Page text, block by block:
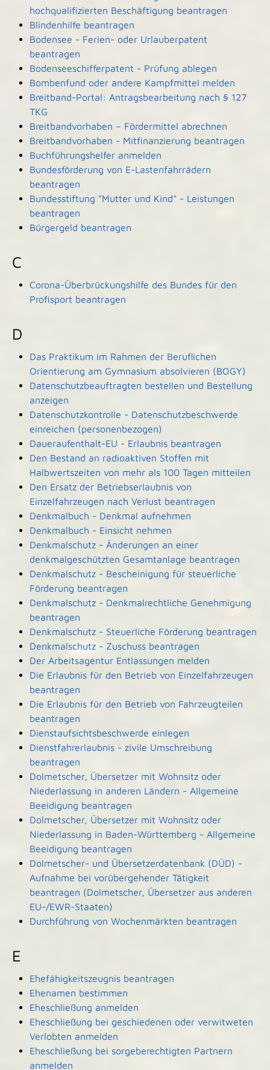
hochqualifizierten Beschäftigung beantragen
Blindenhilfe beantragen
Bodensee - Ferien- oder Urlauberpatent
beantragen
Bodenseeschifferpatent - Prüfung ablegen
Bombenfund oder andere Kampfmittel melden
Breitband-Portal: Antragsbearbeitung nach § 127
TKG
Breitbandvorhaben – Fördermittel abrechnen
Breitbandvorhaben - Mitfinanzierung beantragen
Buchführungshelfer anmelden
Bundesförderung von E-Lastenfahrrädern
beantragen
Bundesstiftung "Mutter und Kind" - Leistungen
beantragen
Bürgergeld beantragen
C
Corona-Überbrückungshilfe des Bundes für den
Profisport beantragen
D
Das Praktikum im Rahmen der Beruflichen
Orientierung am Gymnasium absolvieren (BOGY)
Datenschutzbeauftragten bestellen und Bestellung
anzeigen
Datenschutzkontrolle - Datenschutzbeschwerde
einreichen (personenbezogen)
Daueraufenthalt-EU - Erlaubnis beantragen
Den Bestand an radioaktiven Stoffen mit
Halbwertszeiten von mehr als 100 Tagen mitteilen
Den Ersatz der Betriebserlaubnis von
Einzelfahrzeugen nach Verlust beantragen
Denkmalbuch - Denkmal aufnehmen
Denkmalbuch - Einsicht nehmen
Denkmalschutz - Änderungen an einer
denkmalgeschützten Gesamtanlage beantragen
Denkmalschutz - Bescheinigung für steuerliche
Förderung beantragen
Denkmalschutz - Denkmalrechtliche Genehmigung
beantragen
Denkmalschutz - Steuerliche Förderung beantragen
Denkmalschutz - Zuschuss beantragen
Der Arbeitsagentur Entlassungen melden
Die Erlaubnis für den Betrieb von Einzelfahrzeugen
beantragen
Die Erlaubnis für den Betrieb von Fahrzeugteilen
beantragen
Dienstaufsichtsbeschwerde einlegen
Dienstfahrerlaubnis - zivile Umschreibung
beantragen
Dolmetscher, Übersetzer mit Wohnsitz oder
Niederlassung in anderen Ländern - Allgemeine
Beeidigung beantragen
Dolmetscher, Übersetzer mit Wohnsitz oder
Niederlassung in Baden-Württemberg - Allgemeine
Beeidigung beantragen
Dolmetscher- und Übersetzerdatenbank (DÜD) -
Aufnahme bei vorübergehender Tätigkeit
beantragen (Dolmetscher, Übersetzer aus anderen
EU-/EWR-Staaten)
Durchführung von Wochenmärkten beantragen
E
Ehefähigkeitszeugnis beantragen
Ehenamen bestimmen
Eheschließung anmelden
Eheschließung bei geschiedenen oder verwitweten
Verlobten anmelden
Eheschließung bei sorgeberechtigten Partnern
anmelden